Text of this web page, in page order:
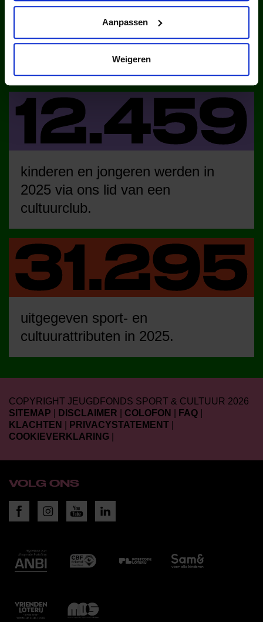
Aanpassen
Weigeren
kinderen en jongeren werden in
2025 via ons lid van een sportclub.
kinderen en jongeren werden in
2025 via ons lid van een
cultuurclub.
uitgegeven sport- en
cultuurattributen in 2025.
COPYRIGHT JEUGDFONDS SPORT & CULTUUR 2026
SITEMAP
DISCLAIMER COLOFON FAQ
KLACHTEN
PRIVACYSTATEMENT
COOKIEVERKLARING
VOLG ONS